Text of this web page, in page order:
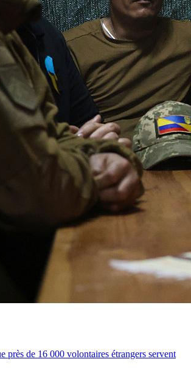
près de 16 000 volontaires étrangers servent